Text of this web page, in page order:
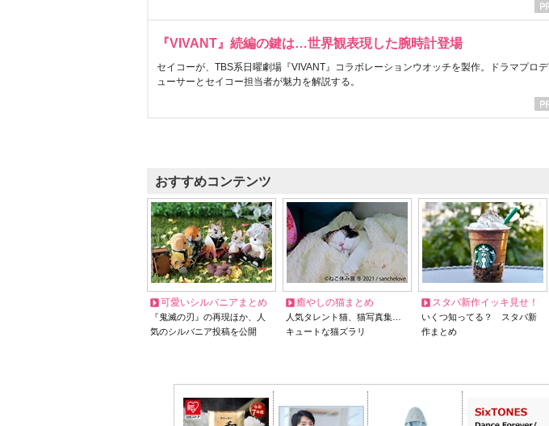
『VIVANT』続編の鍵は…世界観表現した腕時計登場
セイコーが、TBS系日曜劇場『VIVANT』コラボレーションウオッチを製作。ドラマプロデ
ューサーとセイコー担当者が魅力を解説する。
おすすめコンテンツ
可愛いシルバニアまとめ
『鬼滅の刃』の再現ほか、人
気のシルバニア投稿を公開
癒やしの猫まとめ
人気タレント猫、猫写真集…
キュートな猫ズラリ
スタバ新作イッキ見せ！
いくつ知ってる？ スタバ新
作まとめ